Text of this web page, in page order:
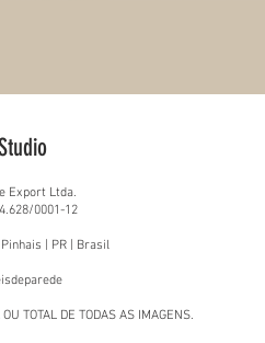
Export Ltda.
0001-12
| PR | Brasil
TOTAL DE TODAS AS IMAGENS.